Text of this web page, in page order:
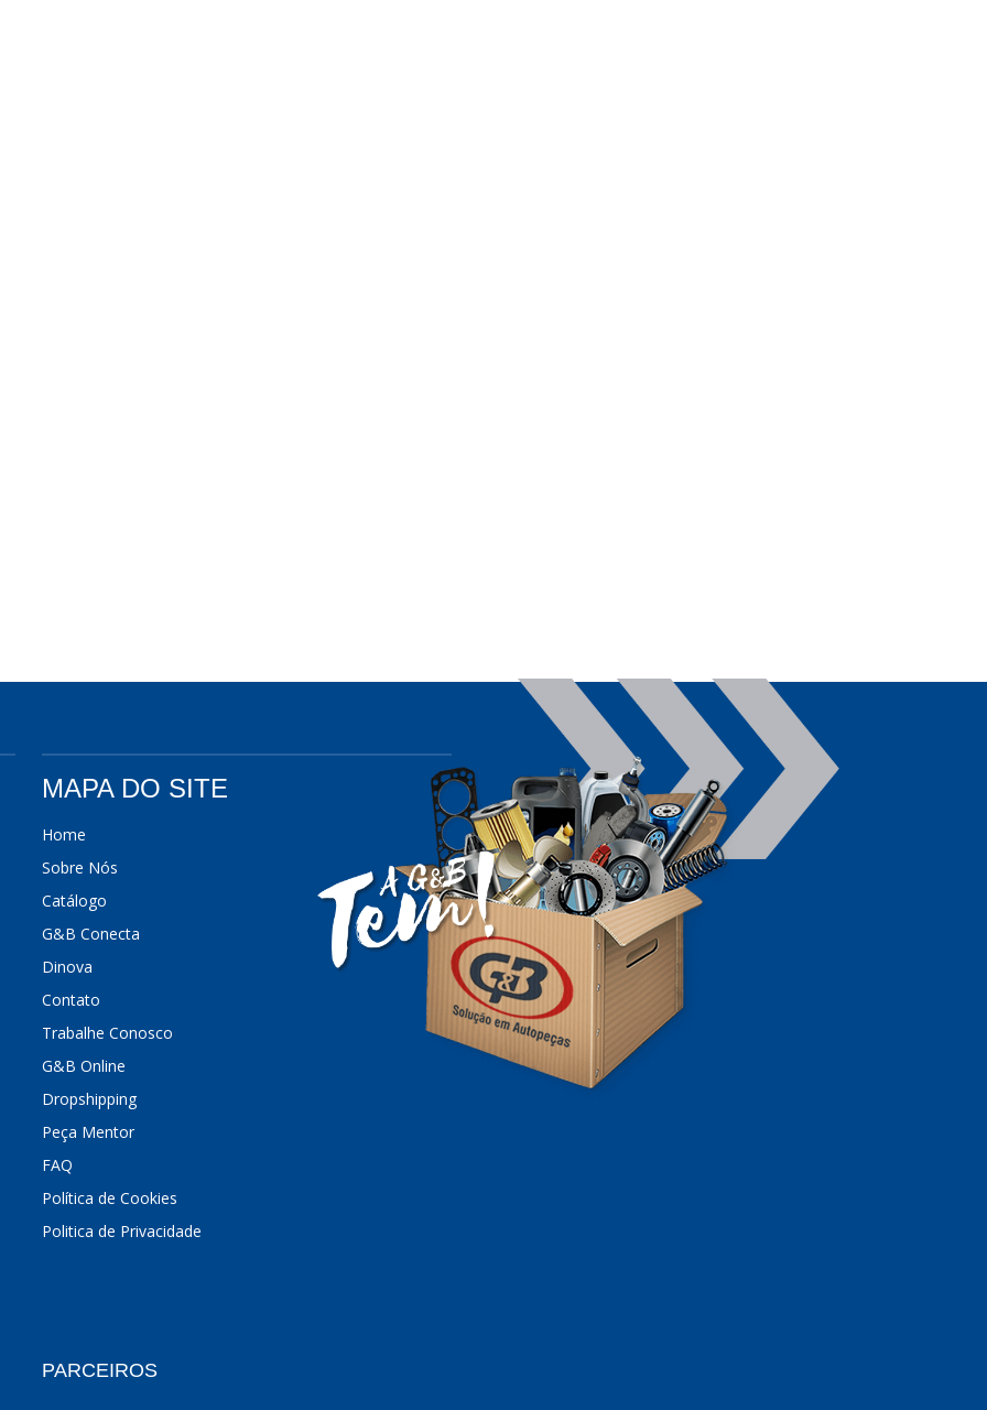
MAPA DO SITE
Home
Sobre Nós
Catálogo
G&B Conecta
Dinova
Contato
Trabalhe Conosco
G&B Online
Dropshipping
Peça Mentor
FAQ
Política de Cookies
Politica de Privacidade
PARCEIROS